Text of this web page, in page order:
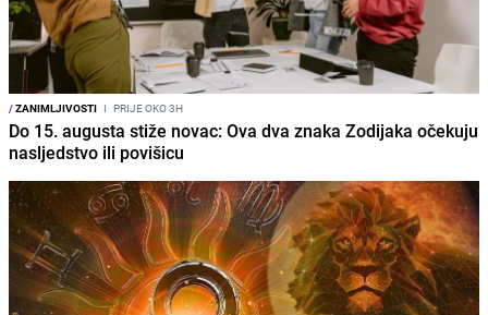
/ZANIMLJIVOSTI I PRIJE OKO 3H
Do 15. augusta stiže novac: Ova dva znaka Zodijaka očekuju
nasljedstvo ili povišicu